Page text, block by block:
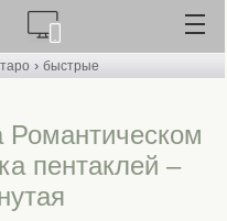
› быстрые
Романтическом
пентаклей –